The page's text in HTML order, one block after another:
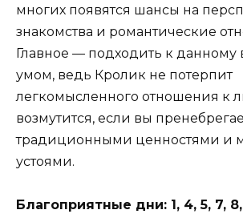
многих появятся шансы на
знакомства и романтические
Главное — подходить к данному
умом, ведь Кролик не потерпит
легкомысленного отношения к
возмутится, если вы
традиционными ценностями и
устоями.
Благоприятные дни: 1, 4, 5, 7, 8,